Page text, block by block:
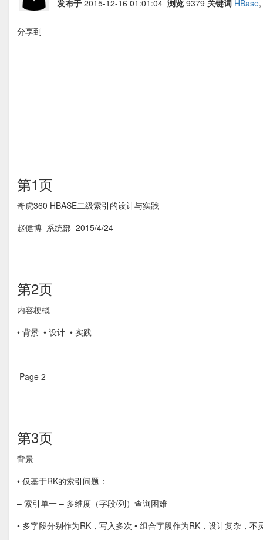
发布于 2015-12-16 01:01:04 浏览 9379 关键词 HBase,
分享到
第1页
奇虎360 HBASE二级索引的设计与实践  
赵健博  系统部  2015/4/24 
第2页
内容梗概 
• 背景  • 设计  • 实践 
Page 2
第3页
背景 
• 仅基于RK的索引问题：
– 索引单一 – 多维度（字段/列）查询困难
• 多字段分别作为RK，写入多次 • 组合字段作为RK，设计复杂，